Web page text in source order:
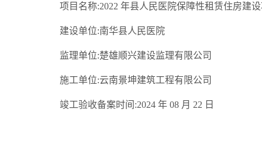
项目名称:2022 年县人民医院保障性租赁住房建
建设单位:南华县人民医院
监理单位:楚雄顺兴建设监理有限公司
施工单位:云南景坤建筑工程有限公司
竣工验收备案时间:2024 年 08 月 22 日